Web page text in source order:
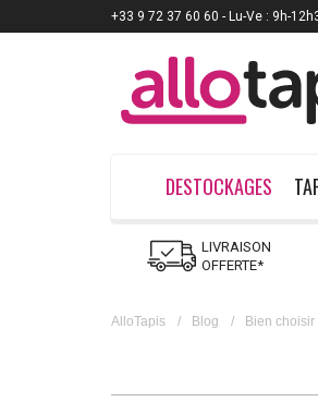
DESTOCKAGES
LIVRAISON
OFFERTE*
AlloTapis / Blog / Bien choisir
+33 9 72 37 60 60 - Lu-Ve : 9h-
Payez jusqu'à